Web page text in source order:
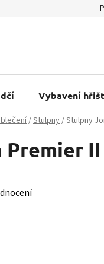
Vybavení
/Stulpny/Stulpny